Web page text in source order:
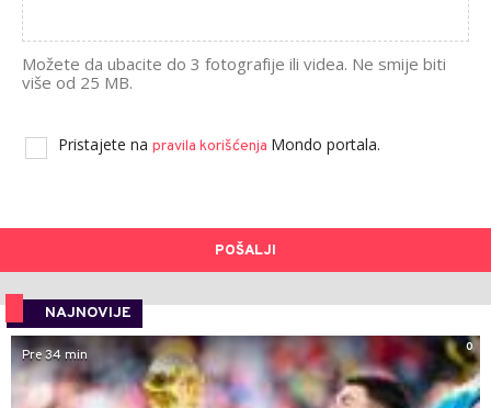
Možete da ubacite do 3 fotografije ili videa. Ne smije biti
više od 25 MB.
Pristajete na pravila korišćenja Mondo portala.
POŠALJI
NAJNOVIJE
0
Pre 34 min